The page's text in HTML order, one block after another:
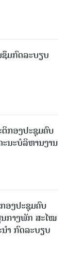
ຊຶມກົດລະບຽບ
ກອງປະຊຸມຄົບ
ນະບໍລິຫານງານ
ອງປະຊຸມຄົບ
ກາງພັກ ສະໄໝ
າ ກົດລະບຽບ